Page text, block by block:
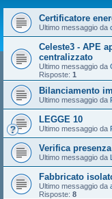
Certificatore
Ultimo messaggio da
Celeste3 - APE
centralizzato
Ultimo messaggio da
Risposte: 1
Bilanciamento
Ultimo messaggio da
LEGGE 10
Ultimo messaggio da
Verifica
Ultimo messaggio da
Fabbricato
Ultimo messaggio da
Risposte: 8